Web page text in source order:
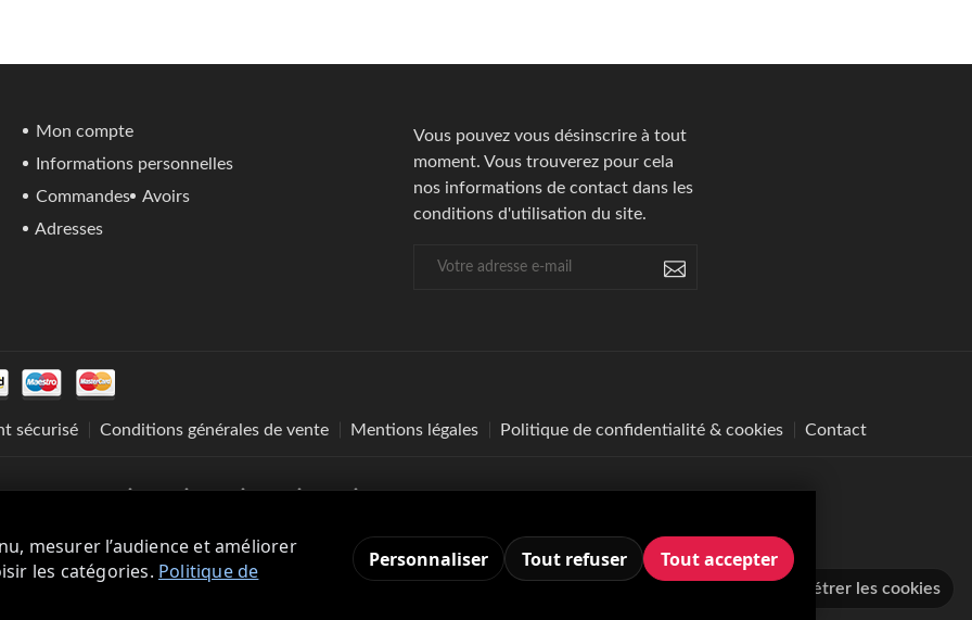
Mon compte
Informations personnelles
Commandes
Avoirs
Adresses
Vous pouvez vous désinscrire à tout
moment. Vous trouverez pour cela
nos informations de contact dans les
conditions d'utilisation du site.
sécurisé Conditions générales de vente Mentions légales Politique de confidentialité & cookies Contact
Nuptiaa – LIU ZHUZHU COMPANY (LZC). Tous droits réservés.
Paramétrer les cookies
mesurer l’audience et améliorer
les catégories. Politique de
Personnaliser Tout refuser Tout accepter